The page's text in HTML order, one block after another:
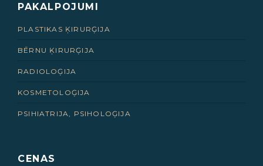
PAKALPOJUMI
PLASTIKAS ĶIRURĢIJA
BĒRNU ĶIRURĢIJA
RADIOLOĢIJA
KOSMETOLOĢIJA
PSIHIATRIJA, PSIHOLOĢIJA
CENAS